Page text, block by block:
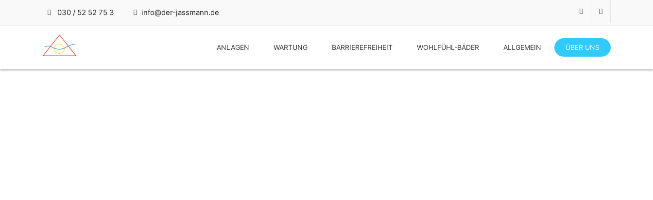
030 / 52 52 75 3 info@der-jassmann.de
ANLAGEN WARTUNG BARRIEREFREIHEIT WOHLFÜHL-BÄDER ALLGEMEIN ÜBER UNS